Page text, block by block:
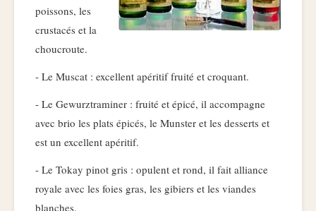
poissons, les
crustacés et la
choucroute.
- Le Muscat : excellent apéritif fruité et croquant.
- Le Gewurztraminer : fruité et épicé, il accompagne
avec brio les plats épicés, le Munster et les desserts et
est un excellent apéritif.
- Le Tokay pinot gris : opulent et rond, il fait alliance
royale avec les foies gras, les gibiers et les viandes
blanches.